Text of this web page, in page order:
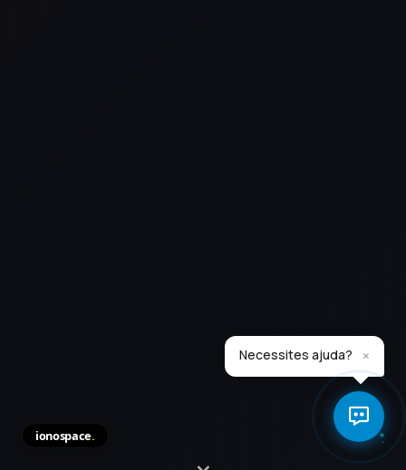
ionospace.
Necessites ajuda? ×